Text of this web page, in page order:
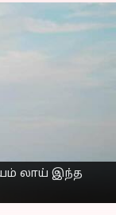
லாய் இந்த
டி-